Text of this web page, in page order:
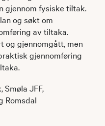
gjennom fysiske tiltak.
og søkt om
av tiltaka.
og gjennomgått, men
gjennomføring
Smøla JFF,
Romsdal